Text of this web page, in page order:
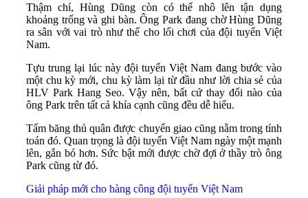
Thậm chí, Hùng Dũng còn có thể nhô lên tận dụng
khoảng trống và ghi bàn. Ông Park đang chờ Hùng Dũng
ra sân với vai trò như thế cho lối chơi của đội tuyển Việt
Nam.
Tựu trung lại lúc này đội tuyển Việt Nam đang bước vào
một chu kỳ mới, chu kỳ làm lại từ đầu như lời chia sẻ của
HLV Park Hang Seo. Vậy nên, bất cứ thay đổi nào của
ông Park trên tất cả khía cạnh cũng đều dễ hiểu.
Tấm băng thủ quân được chuyển giao cũng nằm trong tính
toán đó. Quan trọng là đội tuyển Việt Nam ngày một mạnh
lên, gắn bó hơn. Sức bật mới được chờ đợi ở thầy trò ông
Park cũng từ đó.
Giải pháp mới cho hàng công đội tuyển Việt Nam